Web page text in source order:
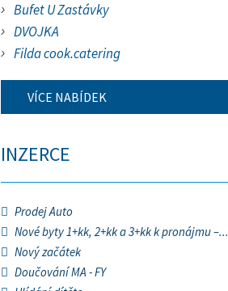
Bufet U Zastávky
DVOJKA
Filda cook.catering
VÍCE NABÍDEK
INZERCE
Prodej Auto
Nové byty 1+kk, 2+kk a 3+kk k pronájmu –...
Nový začátek
Doučování MA - FY